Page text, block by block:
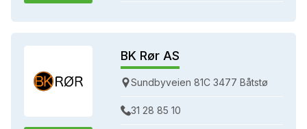
BK Rør AS
Sundbyveien 81C 3477 Båtstø
31 28 85 10